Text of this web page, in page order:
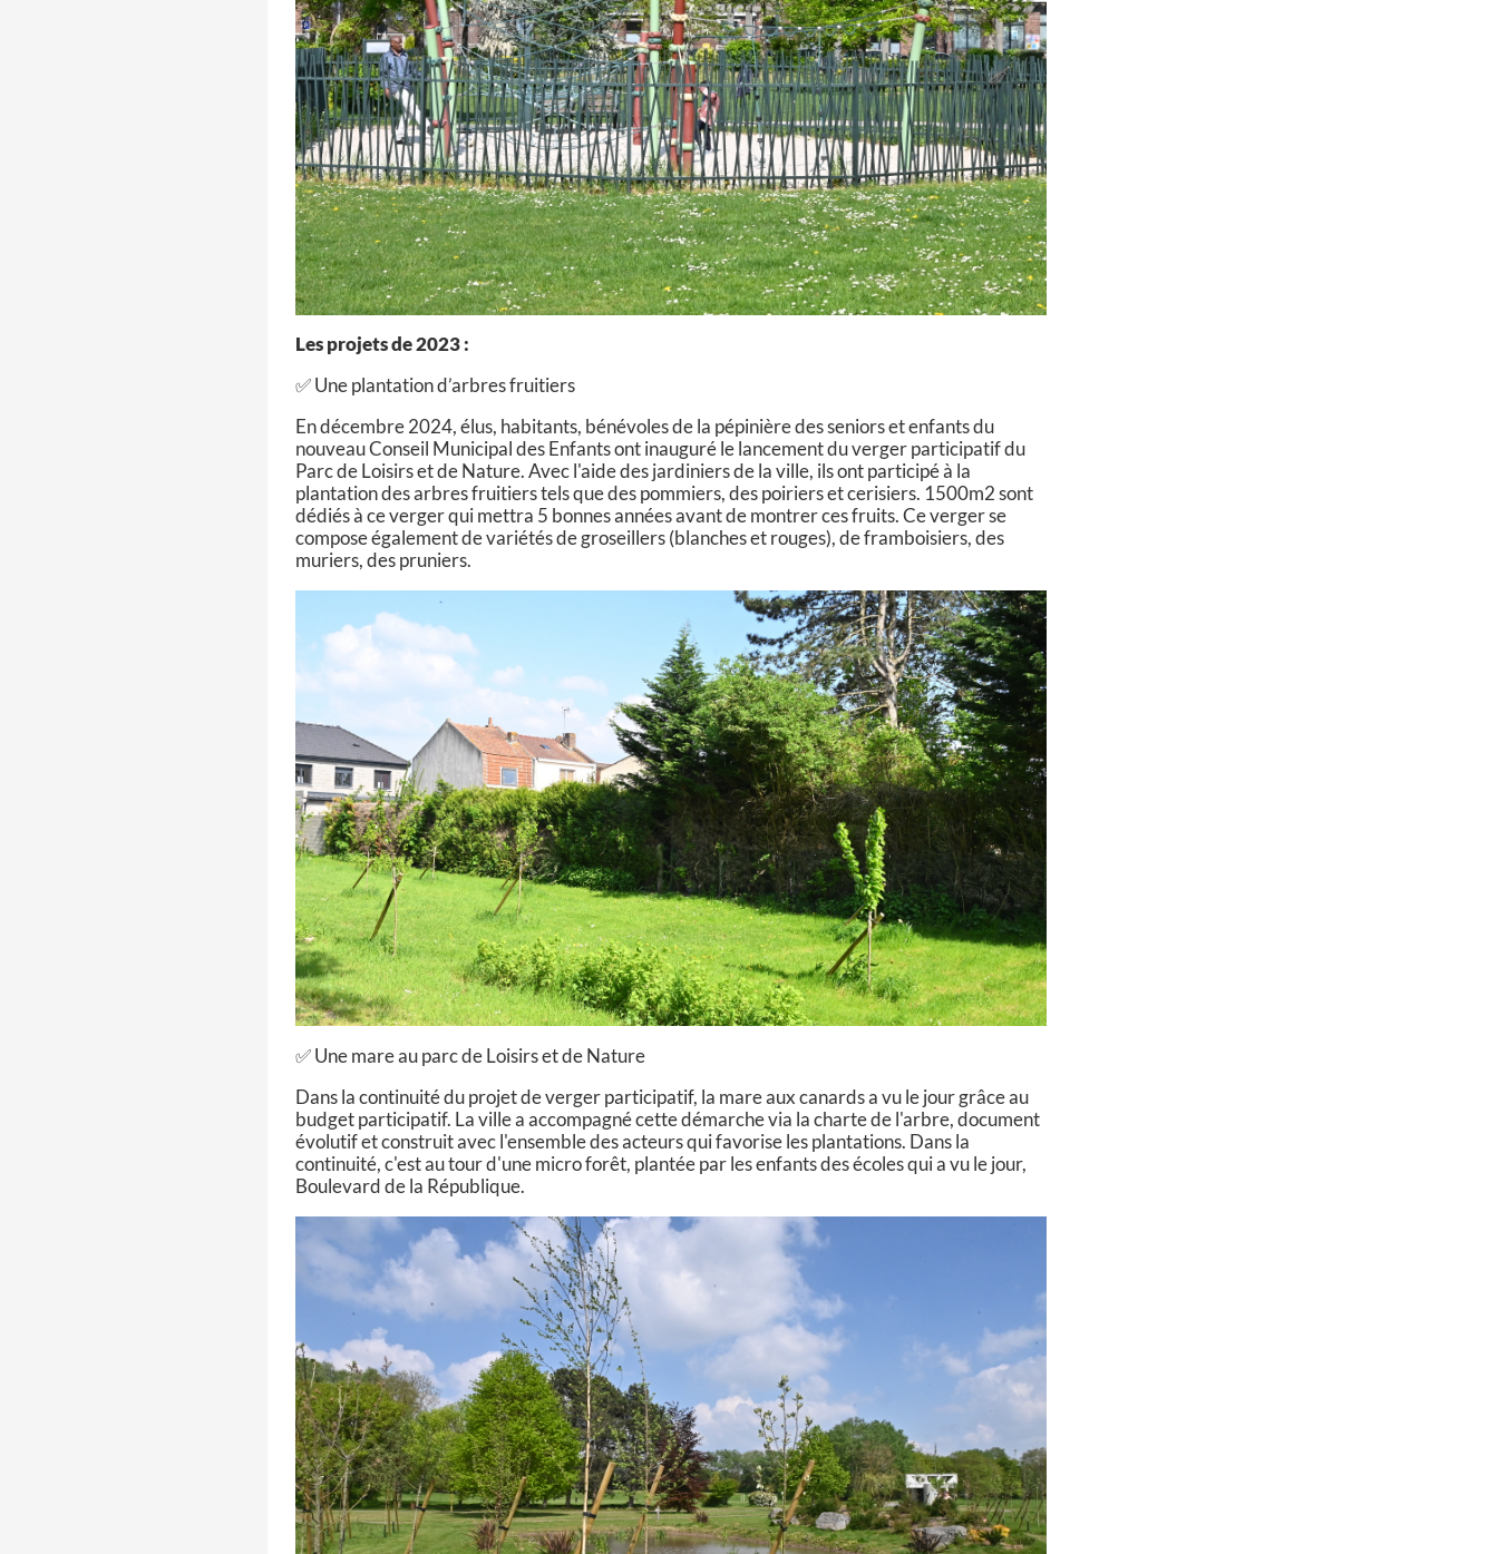
Les projets de 2023 :
✅ Une plantation d’arbres fruitiers
En décembre 2024, élus, habitants, bénévoles de la pépinière des seniors et enfants du
nouveau Conseil Municipal des Enfants ont inauguré le lancement du verger participatif du
Parc de Loisirs et de Nature. Avec l'aide des jardiniers de la ville, ils ont participé à la
plantation des arbres fruitiers tels que des pommiers, des poiriers et cerisiers. 1500m2 sont
dédiés à ce verger qui mettra 5 bonnes années avant de montrer ces fruits. Ce verger se
compose également de variétés de groseillers (blanches et rouges), de framboisiers, des
muriers, des pruniers.
✅ Une mare au parc de Loisirs et de Nature
Dans la continuité du projet de verger participatif, la mare aux canards a vu le jour grâce au
budget participatif. La ville a accompagné cette démarche via la charte de l'arbre, document
évolutif et construit avec l'ensemble des acteurs qui favorise les plantations. Dans la
continuité, c'est au tour d'une micro forêt, plantée par les enfants des écoles qui a vu le jour,
Boulevard de la République.